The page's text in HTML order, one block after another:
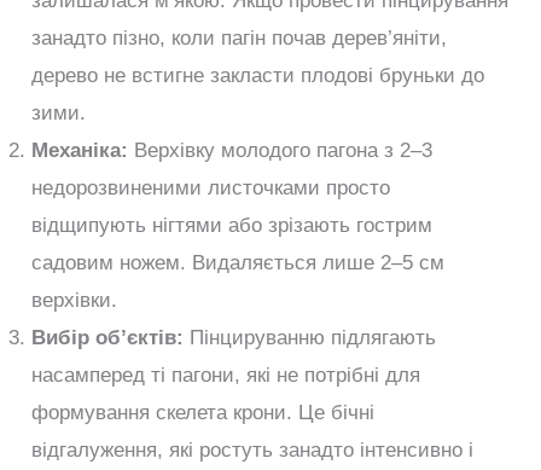
занадто пізно, коли пагін почав дерев’яніти,
дерево не встигне закласти плодові бруньки до
зими.
Механіка: Верхівку молодого пагона з 2–3
недорозвиненими листочками просто
відщипують нігтями або зрізають гострим
садовим ножем. Видаляється лише 2–5 см
верхівки.
Вибір об’єктів: Пінцируванню підлягають
насамперед ті пагони, які не потрібні для
формування скелета крони. Це бічні
відгалуження, які ростуть занадто інтенсивно і